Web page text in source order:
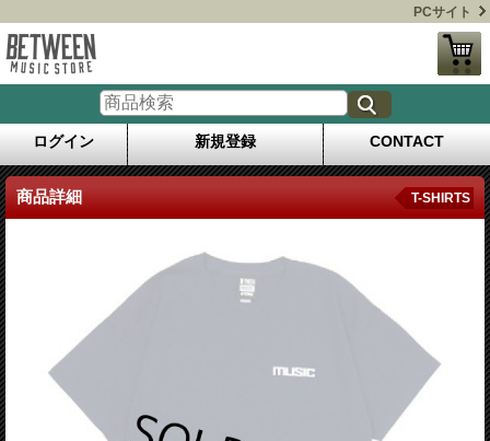
PCサイト
ログイン 新規登録 CONTACT
商品詳細 T-SHIRTS